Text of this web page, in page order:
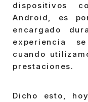
dispositivos
Android, es
encargado
experiencia
cuando
prestaciones.
Dicho esto,